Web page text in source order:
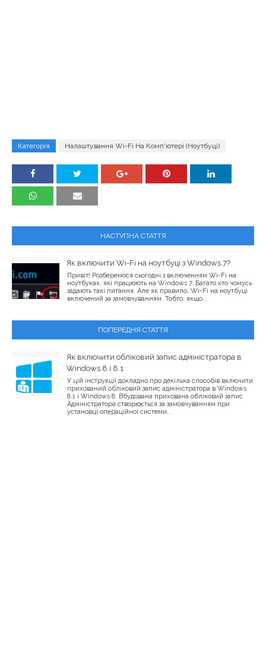
Категорія Налаштування Wi-Fi На Комп'ютері (ноутбуці)
НАСТУПНА СТАТТЯ
Як включити Wi-Fi на ноутбуці з Windows 7?
Привіт! Розберемося сьогодні з включенням Wi-Fi на
ноутбуках, які працюють на Windows 7. Багато хто чомусь
задають такі питання. Але як правило, Wi-Fi на ноутбуці
включений за замовчуванням. Тобто, якщо...
ПОПЕРЕДНЯ СТАТТЯ
Як включити обліковий запис адміністратора в
Windows 8 і 8.1
У цій інструкції докладно про декілька способів включити
прихований обліковий запис адміністратора в Windows
8.1 і Windows 8. Вбудована прихована обліковий запис
Адміністратора створюється за замовчуванням при
установці операційної системи...